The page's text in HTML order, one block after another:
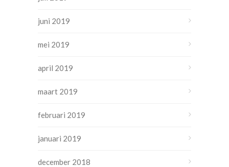
juni 2019
mei 2019
april 2019
maart 2019
februari 2019
januari 2019
december 2018